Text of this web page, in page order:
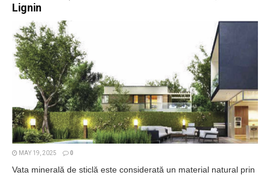
Lignin
MAY 19, 2025 0
Vata minerală de sticlă este considerată un material natural prin